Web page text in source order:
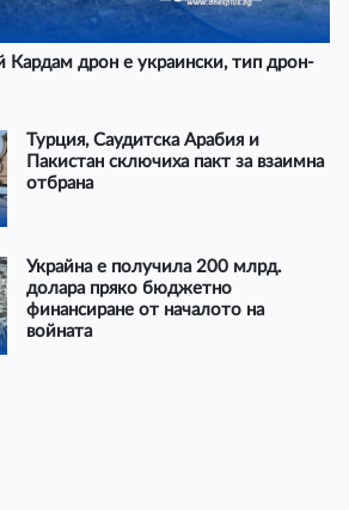
Кардам дрон е украински, тип дрон-
Турция, Саудитска Арабия и
Пакистан сключиха пакт за взаимна
отбрана
Украйна е получила 200 млрд.
долара пряко бюджетно
финансиране от началото на
войната